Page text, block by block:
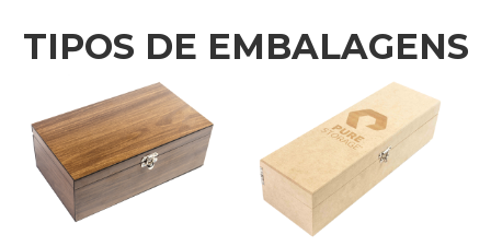
TIPOS DE EMBALAGENS